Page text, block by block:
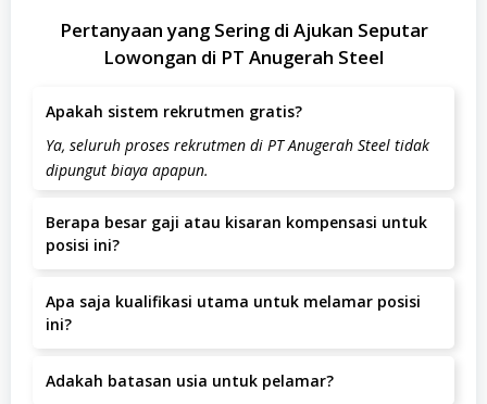
Pertanyaan yang Sering di Ajukan Seputar
Lowongan di PT Anugerah Steel
Apakah sistem rekrutmen gratis?
Ya, seluruh proses rekrutmen di PT Anugerah Steel tidak
dipungut biaya apapun.
Berapa besar gaji atau kisaran kompensasi untuk
posisi ini?
Apa saja kualifikasi utama untuk melamar posisi
ini?
Minimal lulusan SMA/SMK atau sederajat – Memiliki
Adakah batasan usia untuk pelamar?